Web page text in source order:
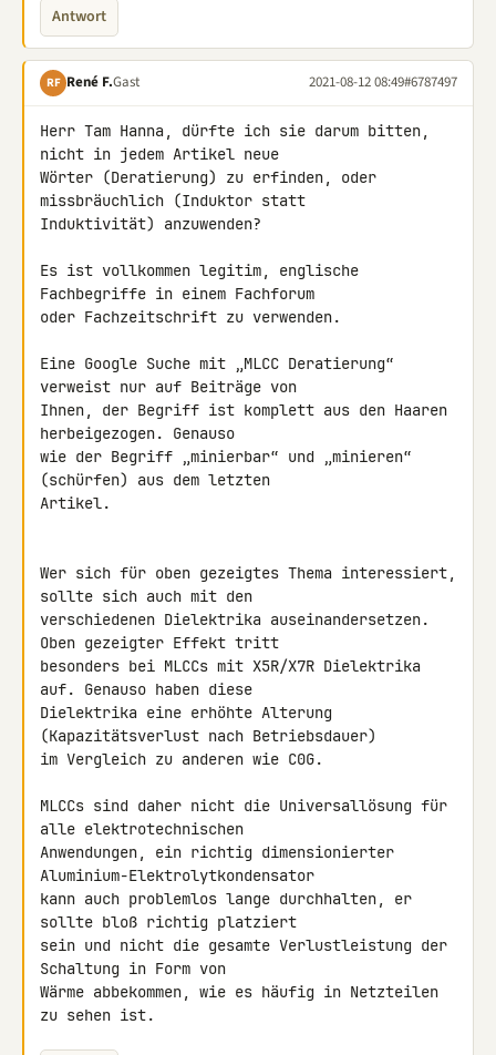
Antwort
RF René F.Gast 2021-08-12 08:49#6787497
Herr Tam Hanna, dürfte ich sie darum bitten,
nicht in jedem Artikel neue
Wörter (Deratierung) zu erfinden, oder
missbräuchlich (Induktor statt
Induktivität) anzuwenden?
Es ist vollkommen legitim, englische
Fachbegriffe in einem Fachforum
oder Fachzeitschrift zu verwenden.
Eine Google Suche mit „MLCC Deratierung“
verweist nur auf Beiträge von
Ihnen, der Begriff ist komplett aus den Haaren
herbeigezogen. Genauso
wie der Begriff „minierbar“ und „minieren“
(schürfen) aus dem letzten
Artikel.
Wer sich für oben gezeigtes Thema interessiert,
sollte sich auch mit den
verschiedenen Dielektrika auseinandersetzen.
Oben gezeigter Effekt tritt
besonders bei MLCCs mit X5R/X7R Dielektrika
auf. Genauso haben diese
Dielektrika eine erhöhte Alterung
(Kapazitätsverlust nach Betriebsdauer)
im Vergleich zu anderen wie C0G.
MLCCs sind daher nicht die Universallösung für
alle elektrotechnischen
Anwendungen, ein richtig dimensionierter
Aluminium-Elektrolytkondensator
kann auch problemlos lange durchhalten, er
sollte bloß richtig platziert
sein und nicht die gesamte Verlustleistung der
Schaltung in Form von
Wärme abbekommen, wie es häufig in Netzteilen
zu sehen ist.